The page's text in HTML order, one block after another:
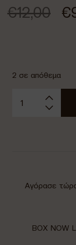
€12,00 €
2 σε απόθεμα
Αγόρασε
BOX NOW